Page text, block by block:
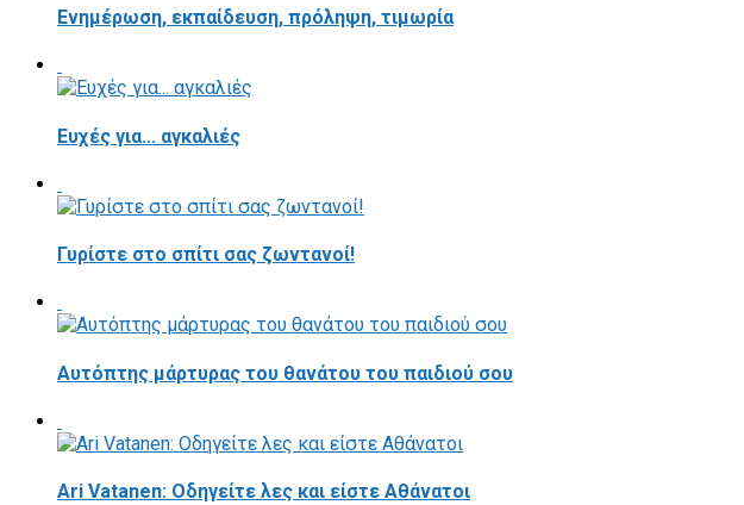
Ενημέρωση, εκπαίδευση, πρόληψη, τιμωρία
Ευχές για... αγκαλιές
Γυρίστε στο σπίτι σας ζωντανοί!
Αυτόπτης μάρτυρας του θανάτου του παιδιού σου
Ari Vatanen: Οδηγείτε λες και είστε Αθάνατοι